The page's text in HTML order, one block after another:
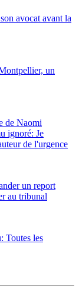
avocat avant la
un
de Naomi
ignoré: Je
de l'urgence
un report
au tribunal
Toutes les